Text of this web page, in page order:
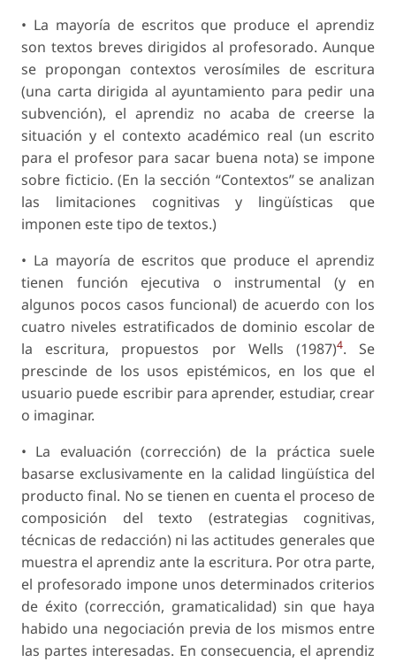
• La mayoría de escritos que produce el aprendiz
son textos breves dirigidos al profesorado. Aunque
se propongan contextos verosímiles de escritura
(una carta dirigida al ayuntamiento para pedir una
subvención), el aprendiz no acaba de creerse la
situación y el contexto académico real (un escrito
para el profesor para sacar buena nota) se impone
sobre ficticio. (En la sección “Contextos” se analizan
las limitaciones cognitivas y lingüísticas que
imponen este tipo de textos.)
• La mayoría de escritos que produce el aprendiz
tienen función ejecutiva o instrumental (y en
algunos pocos casos funcional) de acuerdo con los
cuatro niveles estratificados de dominio escolar de
la escritura, propuestos por Wells (1987)4. Se
prescinde de los usos epistémicos, en los que el
usuario puede escribir para aprender, estudiar, crear
o imaginar.
• La evaluación (corrección) de la práctica suele
basarse exclusivamente en la calidad lingüística del
producto final. No se tienen en cuenta el proceso de
composición del texto (estrategias cognitivas,
técnicas de redacción) ni las actitudes generales que
muestra el aprendiz ante la escritura. Por otra parte,
el profesorado impone unos determinados criterios
de éxito (corrección, gramaticalidad) sin que haya
habido una negociación previa de los mismos entre
las partes interesadas. En consecuencia, el aprendiz